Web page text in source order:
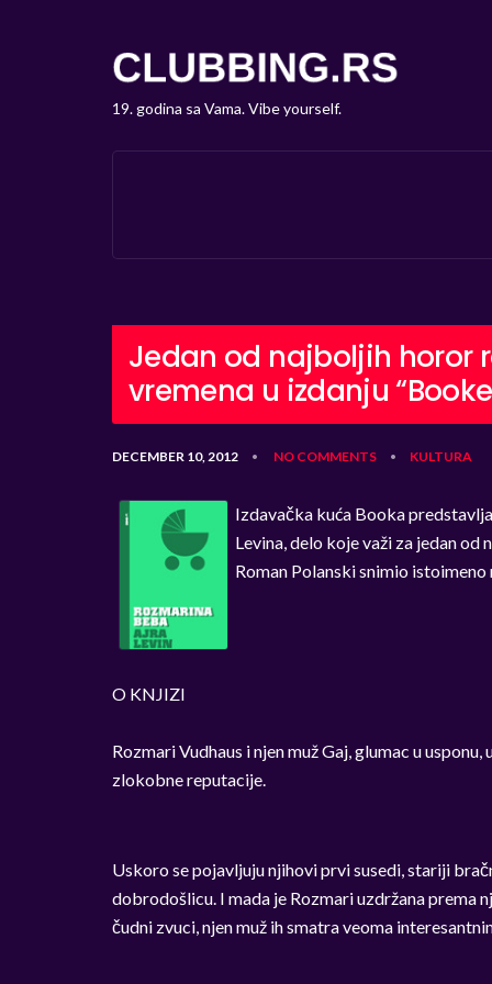
19. godina sa Vama. Vibe yourself.
Jedan od najboljih horor
vremena u izdanju
DECEMBER 10, 2012 • NO COMMENTS • KULTURA
Izdavačka kuća Booka
Levina, delo koje važi za jedan od
Roman Polanski snimio
O KNJIZI
Rozmari Vudhaus i njen muž Gaj, glumac u
zlokobne reputacije.
Uskoro se pojavljuju njihovi prvi susedi, stariji
dobrodošlicu. I mada je Rozmari uzdržana prema
čudni zvuci, njen muž ih smatra veoma